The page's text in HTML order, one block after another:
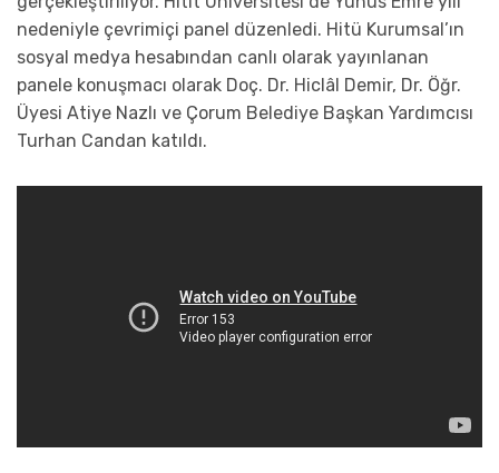
nedeniyle çevrimiçi panel düzenledi. Hitü Kurumsal’ın
sosyal medya hesabından canlı olarak yayınlanan
panele konuşmacı olarak Doç. Dr. Hiclâl Demir, Dr. Öğr.
Üyesi Atiye Nazlı ve Çorum Belediye Başkan Yardımcısı
Turhan Candan katıldı.